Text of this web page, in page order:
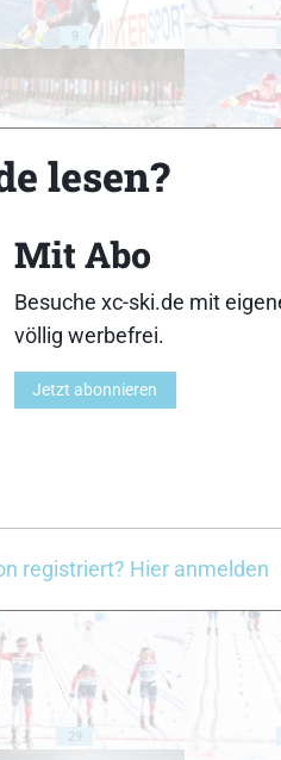
9
19
24
29
lesen?
Mit Abo
Besuche xc-ski.de mit
völlig werbefrei.
Jetzt abonnieren
registriert? Hier anmelden